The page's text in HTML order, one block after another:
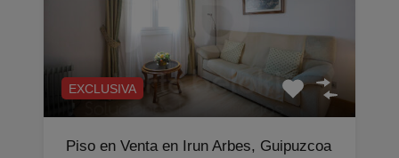
EXCLUSIVA
Piso en Venta en Irun Arbes, Guipuzcoa